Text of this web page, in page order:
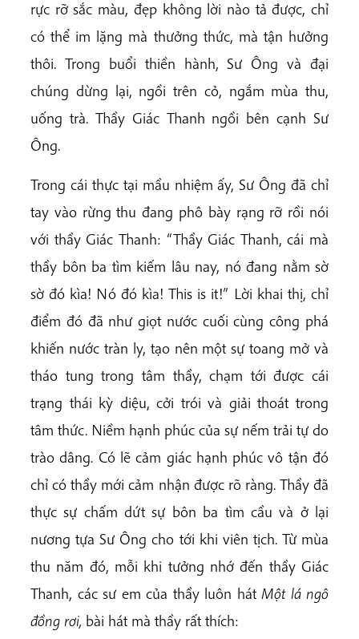
rực rỡ sắc màu, đẹp không lời nào tả được, chỉ
có thể im lặng mà thưởng thức, mà tận hưởng
thôi. Trong buổi thiền hành, Sư Ông và đại
chúng dừng lại, ngồi trên cỏ, ngắm mùa thu,
uống trà. Thầy Giác Thanh ngồi bên cạnh Sư
Ông.
Trong cái thực tại mầu nhiệm ấy, Sư Ông đã chỉ
tay vào rừng thu đang phô bày rạng rỡ rồi nói
với thầy Giác Thanh: “Thầy Giác Thanh, cái mà
thầy bôn ba tìm kiếm lâu nay, nó đang nằm sờ
sờ đó kìa! Nó đó kìa! This is it!” Lời khai thị, chỉ
điểm đó đã như giọt nước cuối cùng công phá
khiến nước tràn ly, tạo nên một sự toang mở và
tháo tung trong tâm thầy, chạm tới được cái
trạng thái kỳ diệu, cởi trói và giải thoát trong
tâm thức. Niềm hạnh phúc của sự nếm trải tự do
trào dâng. Có lẽ cảm giác hạnh phúc vô tận đó
chỉ có thầy mới cảm nhận được rõ ràng. Thầy đã
thực sự chấm dứt sự bôn ba tìm cầu và ở lại
nương tựa Sư Ông cho tới khi viên tịch. Từ mùa
thu năm đó, mỗi khi tưởng nhớ đến thầy Giác
Thanh, các sư em của thầy luôn hát Một lá ngô
đồng rơi, bài hát mà thầy rất thích: